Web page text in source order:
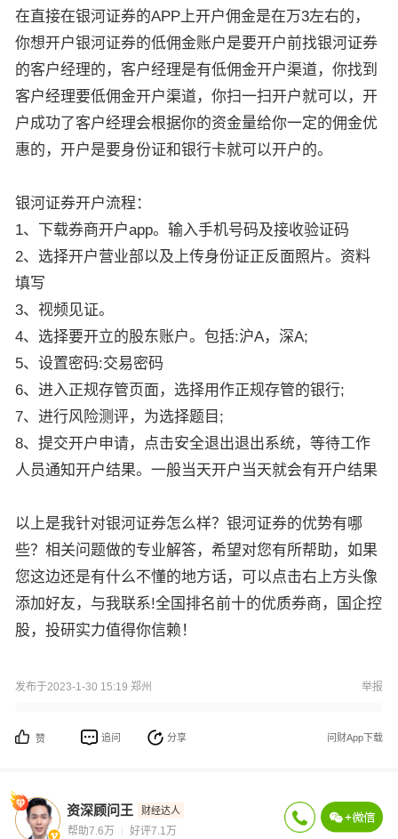
在直接在银河证券的APP上开户佣金是在万3左右的，
你想开户银河证券的低佣金账户是要开户前找银河证券
的客户经理的，客户经理是有低佣金开户渠道，你找到
客户经理要低佣金开户渠道，你扫一扫开户就可以，开
户成功了客户经理会根据你的资金量给你一定的佣金优
惠的，开户是要身份证和银行卡就可以开户的。
银河证券开户流程：
1、下载券商开户app。输入手机号码及接收验证码
2、选择开户营业部以及上传身份证正反面照片。资料
填写
3、视频见证。
4、选择要开立的股东账户。包括:沪A，深A;
5、设置密码:交易密码
6、进入正规存管页面，选择用作正规存管的银行;
7、进行风险测评，为选择题目;
8、提交开户申请，点击安全退出退出系统，等待工作
人员通知开户结果。一般当天开户当天就会有开户结果
以上是我针对银河证券怎么样？银河证券的优势有哪
些？相关问题做的专业解答，希望对您有所帮助，如果
您这边还是有什么不懂的地方话，可以点击右上方头像
添加好友，与我联系!全国排名前十的优质券商，国企控
股，投研实力值得你信赖！
发布于2023-1-30 15:19 郑州 举报
赞 追问 分享 问财App下载
资深顾问王 财经达人
帮助7.6万 好评7.1万